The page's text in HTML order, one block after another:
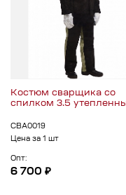
Костюм сварщика со
спилком 3.5
СВА0019
Цена за 1 шт
Опт:
6 700 ₽